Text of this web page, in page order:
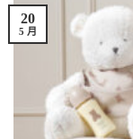
20
5 月